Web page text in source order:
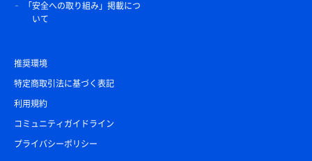
「安全への取り組み」掲載につ
いて
推奨環境
特定商取引法に基づく表記
利用規約
コミュニティガイドライン
プライバシーポリシー